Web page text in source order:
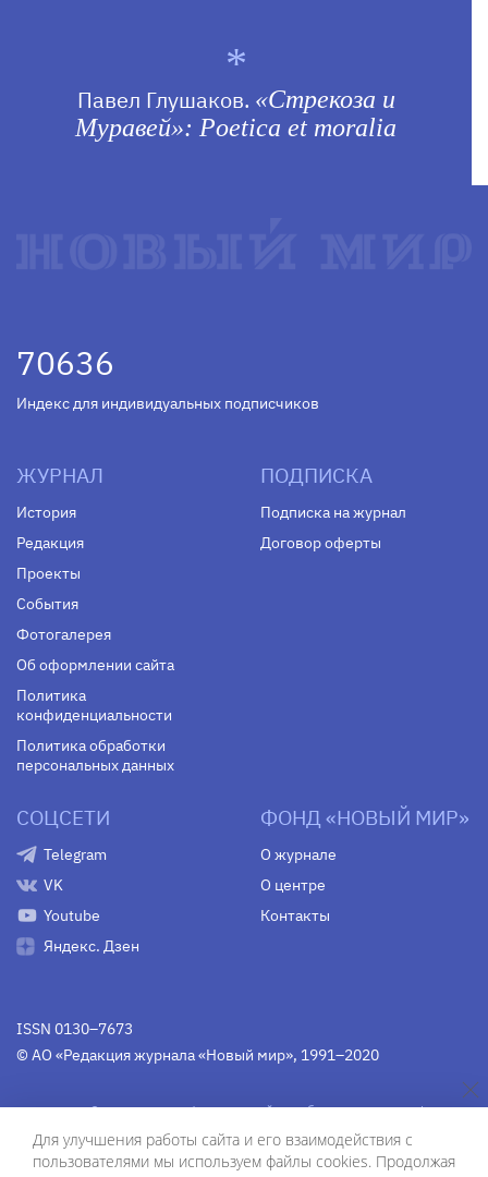
Павел Глушаков. «Стрекоза и
Муравей»: Poetica et moralia
70636
Индекс для индивидуальных подписчиков
ЖУРНАЛ
История
Редакция
Проекты
События
Фотогалерея
Об оформлении сайта
Политика
конфиденциальности
Политика обработки
персональных данных
ПОДПИСКА
Подписка на журнал
Договор оферты
СОЦСЕТИ
Telegram
VK
Youtube
Яндекс. Дзен
ФОНД «НОВЫЙ МИР»
О журнале
О центре
Контакты
ISSN 0130–7673
© АО «Редакция журнала «Новый мир», 1991–2020
Свидетельство Федеральной службы по надзору в сфере
связи, информационных технологий и массовых
коммуникаций средства массовой информации
(Роскомнадзор)ПИ № Фс 77-75754 от 13 июня 2019 г.
Для улучшения работы сайта и его взаимодействия с
пользователями мы используем файлы cookies. Продолжая